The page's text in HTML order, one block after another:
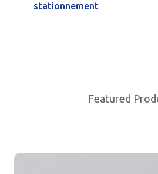
stationnement
Featured